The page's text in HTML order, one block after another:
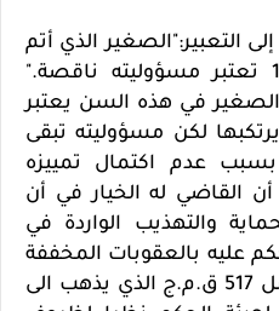
من ق . ج إلى التعبير:"الصغير الذي أتم
12 عاما ولم يصل إلى 16 تعتبر مسؤوليته ناقصة."
في هذه السن يعتبر
لكن مسؤوليته تبقى
عدم اكتمال تمييزه
القاضي له الخيار في أن
والتهذيب الواردة في
أن يحكم عليه بالعقوبات المخففة
المنصوص عليها في لبفصل 517 ق.م.ج الذي يذهب الى